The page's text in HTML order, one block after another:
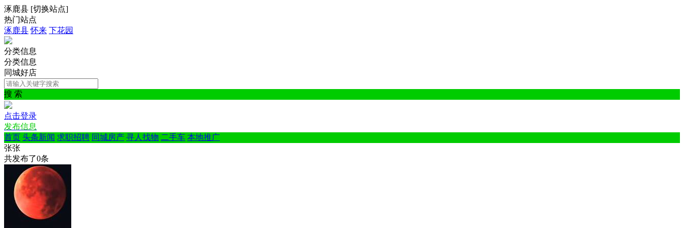
涿鹿县 [切换站点]
热门站点
涿鹿县 怀来 下花园
分类信息
分类信息
同城好店
搜 索
点击登录
发布信息
首页 头条新闻 求职招聘 同城房产 寻人找物 二手车 本地推广
张张
共发布了0条